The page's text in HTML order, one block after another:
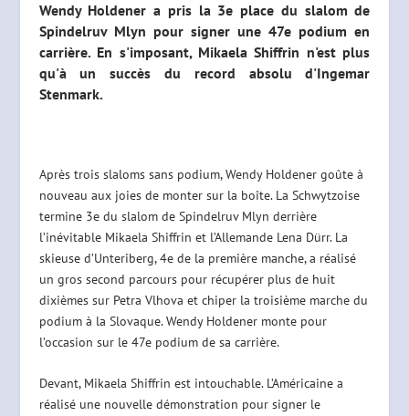
Wendy Holdener a pris la 3e place du slalom de
Spindelruv Mlyn pour signer une 47e podium en
carrière. En s'imposant, Mikaela Shiffrin n'est plus
qu'à un succès du record absolu d'Ingemar
Stenmark.
Après trois slaloms sans podium, Wendy Holdener goûte à
nouveau aux joies de monter sur la boîte. La Schwytzoise
termine 3e du slalom de Spindelruv Mlyn derrière
l’inévitable Mikaela Shiffrin et l’Allemande Lena Dürr. La
skieuse d’Unteriberg, 4e de la première manche, a réalisé
un gros second parcours pour récupérer plus de huit
dixièmes sur Petra Vlhova et chiper la troisième marche du
podium à la Slovaque. Wendy Holdener monte pour
l’occasion sur le 47e podium de sa carrière.
Devant, Mikaela Shiffrin est intouchable. L’Américaine a
réalisé une nouvelle démonstration pour signer le